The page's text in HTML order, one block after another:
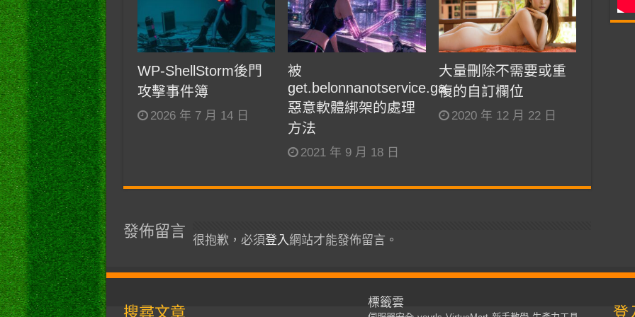
WP-ShellStorm後門
攻擊事件簿
2026 年 7 月 14 日
被
get.belonnanotservice.ga
惡意軟體綁架的處理
方法
2021 年 9 月 18 日
大量刪除不需要或重
複的自訂欄位
2020 年 12 月 22 日
發佈留言
很抱歉，必須登入網站才能發佈留言。
搜尋文章
標籤雲
登